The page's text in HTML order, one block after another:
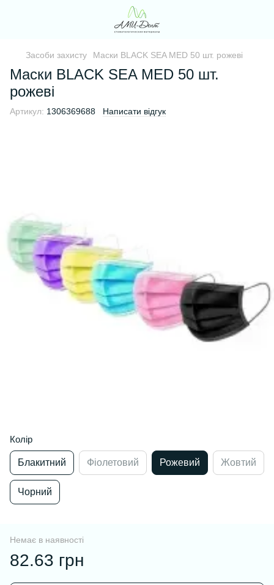
Засоби захисту Маски BLACK SEA MED 50 шт. рожеві
Маски BLACK SEA MED 50 шт.
рожеві
Артикул: 1306369688 Написати відгук
Колір
Блакитний Фіолетовий Рожевий Жовтий
Чорний
Немає в наявності
82.63 грн